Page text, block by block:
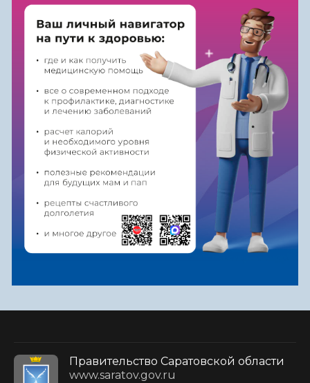
Правительство Саратовской области
www.saratov.gov.ru